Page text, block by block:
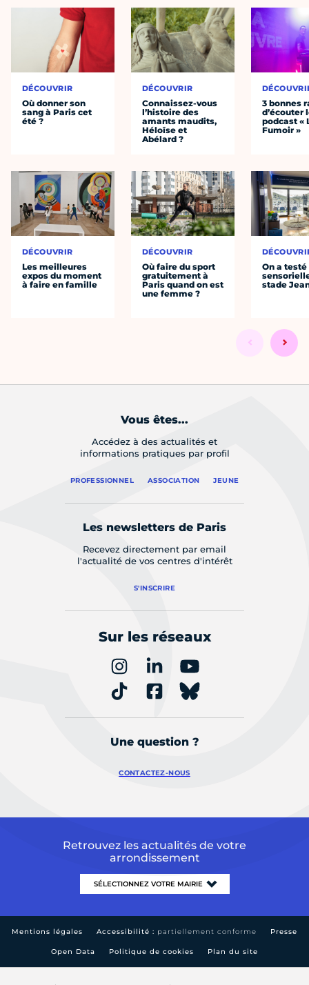
DÉCOUVRIR
Où donner son
sang à Paris cet
été ?
DÉCOUVRIR
Les meilleures
expos du moment
à faire en famille
DÉCOUVRIR
Connaissez-vous
l’histoire des
amants maudits,
Héloïse et
Abélard ?
DÉCOUVRIR
Où faire du sport
gratuitement à
Paris quand on est
une femme ?
3 bonnes
d’écouter
podcast «
Fumoir »
On a
stade
Vous êtes...
Accédez à des actualités et
informations pratiques par profil
PROFESSIONNEL ASSOCIATION JEUNE
Les newsletters de Paris
Recevez directement par email
l'actualité de vos centres d'intérêt
S'INSCRIRE
Sur les réseaux
Une question ?
CONTACTEZ-NOUS
Retrouvez les actualités de votre
arrondissement
Mentions légales Accessibilité : partiellement conforme Presse
Open Data Politique de cookies Plan du site